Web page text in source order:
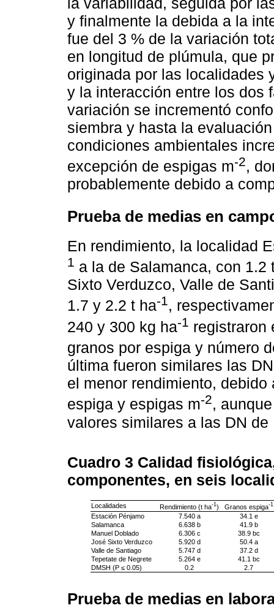
y finalmente la debida a la
fue del 3 % de la variación
en longitud de plúmula, que
originada por las localidades
y la interacción entre los dos
variación se incrementó
siembra y hasta la
condiciones ambientales
excepción de espigas m-2,
probablemente debido a
Prueba de medias en
En rendimiento, la localidad
1 a la de Salamanca, con 1.2
Sixto Verduzco, Valle de
1.7 y 2.2 t ha-1,
240 y 300 kg ha-1 registraron
granos por espiga y número
última fueron similares las
el menor rendimiento,
espiga y espigas m-2,
valores similares a las DN de
Cuadro 3 Calidad
componentes, en seis
Localidades Rendimiento (t ha-1) Granos espiga-1
Estación Pénjamo 7.540 a
34.1 e
Salamanca
6.638 b
41.9 b
Manuel Doblado
6.306 c
38.9 bc
José Sixto Verduzco
5.920 d
50.4 a
Valle de Santiago
5.747 d
37.2 d
Tepetate de Negrete
5.264 e
41.1 bc
DMSH (P ≤ 0.05)
0.2 2.7
Prueba de medias en